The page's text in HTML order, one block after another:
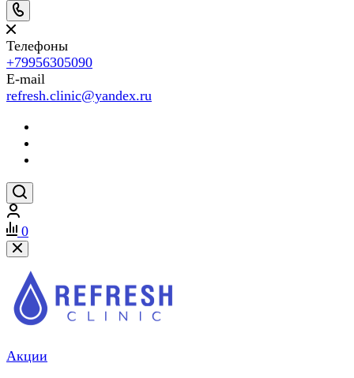
Телефоны
+79956305090
E-mail
refresh.clinic@yandex.ru
0
Акции